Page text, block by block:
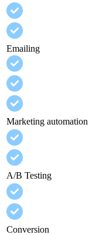
Emailing
Marketing automation
A/B Testing
Conversion